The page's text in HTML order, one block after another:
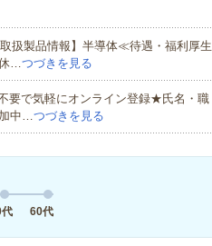
扱製品情報】半導体≪待遇・福利厚生
…つづきを見る
要で気軽にオンライン登録★氏名・職
中…つづきを見る
60代